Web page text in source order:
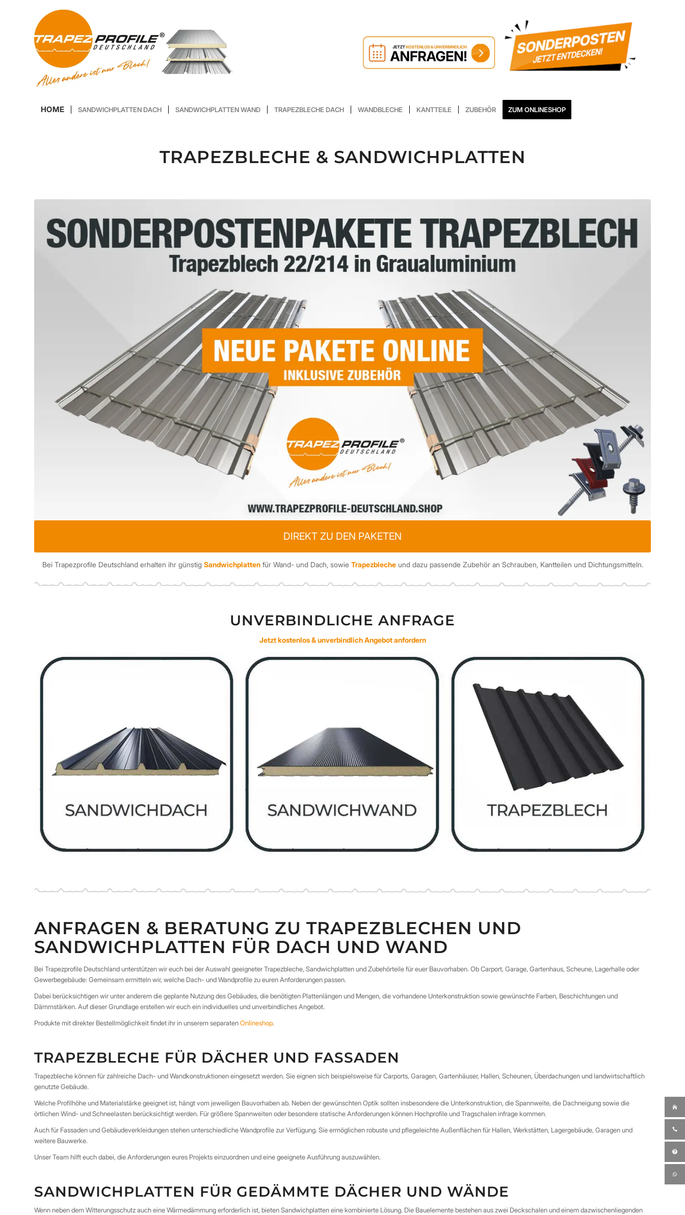
HOME SANDWICHPLATTEN DACH SANDWICHPLATTEN WAND TRAPEZBLECHE DACH WANDBLECHE KANTTEILE ZUBEHÖR ZUM ONLINESHOP
TRAPEZBLECHE & SANDWICHPLATTEN
DIREKT ZU DEN PAKETEN
Bei Trapezprofile Deutschland erhalten ihr günstig Sandwichplattenfür Wand- und Dach, sowie Trapezblecheund dazu passende Zubehör an Schrauben, Kantteilen und Dichtungsmitteln.
UNVERBINDLICHE ANFRAGE
Jetzt kostenlos & unverbindlich Angebot anfordern
ANFRAGEN & BERATUNG ZU TRAPEZBLECHEN UND
SANDWICHPLATTEN FÜR DACH UND WAND
Bei Trapezprofile Deutschland unterstützen wir euch bei der Auswahl geeigneter Trapezbleche, Sandwichplatten und Zubehörteile für euer Bauvorhaben. Ob Carport, Garage, Gartenhaus, Scheune, Lagerhalle oder
Gewerbegebäude: Gemeinsam ermitteln wir, welche Dach- und Wandprofile zu euren Anforderungen passen.
Dabei berücksichtigen wir unter anderem die geplante Nutzung des Gebäudes, die benötigten Plattenlängen und Mengen, die vorhandene Unterkonstruktion sowie gewünschte Farben, Beschichtungen und
Dämmstärken. Auf dieser Grundlage erstellen wir euch ein individuelles und unverbindliches Angebot.
Produkte mit direkter Bestellmöglichkeit findet ihr in unserem separatenOnlineshop.
TRAPEZBLECHE FÜR DÄCHER UND FASSADEN
Trapezbleche können für zahlreiche Dach- und Wandkonstruktionen eingesetzt werden. Sie eignen sich beispielsweise für Carports, Garagen, Gartenhäuser, Hallen, Scheunen, Überdachungen und landwirtschaftlich
genutzte Gebäude.
Welche Profilhöhe und Materialstärke geeignet ist, hängt vom jeweiligen Bauvorhaben ab. Neben der gewünschten Optik sollten insbesondere die Unterkonstruktion, die Spannweite, die Dachneigung sowie die
örtlichen Wind- und Schneelasten berücksichtigt werden. Für größere Spannweiten oder besondere statische Anforderungen können Hochprofile und Tragschalen infrage kommen.
Auch für Fassaden und Gebäudeverkleidungen stehen unterschiedliche Wandprofile zur Verfügung. Sie ermöglichen robuste und pflegeleichte Außenflächen für Hallen, Werkstätten, Lagergebäude, Garagen und
weitere Bauwerke.
Unser Team hilft euch dabei, die Anforderungen eures Projekts einzuordnen und eine geeignete Ausführung auszuwählen.
SANDWICHPLATTEN FÜR GEDÄMMTE DÄCHER UND WÄNDE
Wenn neben dem Witterungsschutz auch eine Wärmedämmung erforderlich ist, bieten Sandwichplatten eine kombinierte Lösung. Die Bauelemente bestehen aus zwei Deckschalen und einem dazwischenliegenden